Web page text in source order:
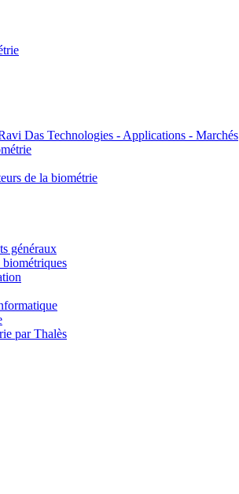
Das Technologies - Applications - Marchés
de la biométrie
généraux
par Thalès